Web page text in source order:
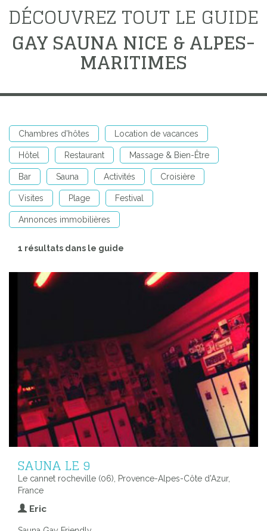
DÉCOUVREZ TOUT LE GUIDE
GAY SAUNA NICE & ALPES-
MARITIMES
Chambres d'hôtes Location de vacances
Hôtel Restaurant Massage & Bien-Être
Bar Sauna Activités Croisière
Visites Plage Festival
Annonces immobilières
1 résultats dans le guide
SAUNA LE 9
Le cannet rocheville (06), Provence-Alpes-Côte d'Azur,
France
Eric